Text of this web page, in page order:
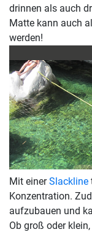
drinnen als auch
Matte kann auch
werden!
Mit einerSlackline
Konzentration.
aufzubauen und
Ob groß oder